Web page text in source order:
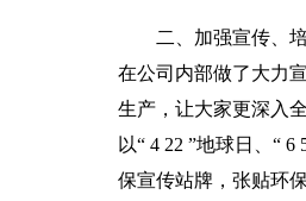
二、加强宣传、
在公司内部做了大力
生产，让大家更深入
以“ 4 22 ”地球日、“
保宣传站牌，张贴环